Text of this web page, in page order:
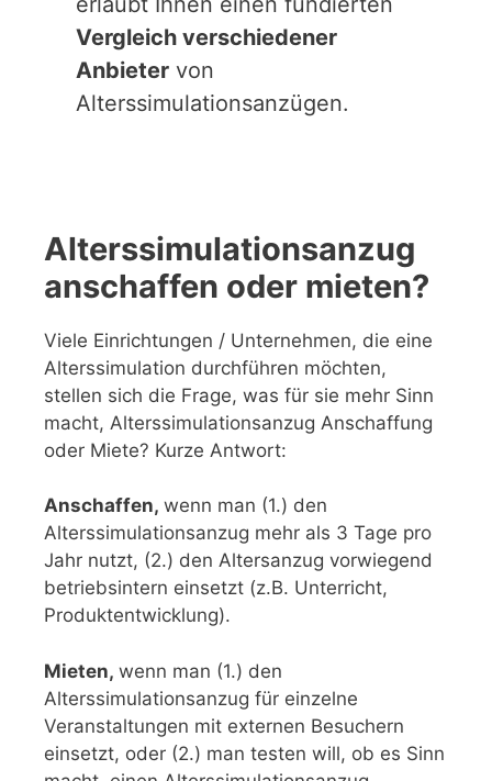
Vergleich verschiedener
Anbieter von
Alterssimulationsanzügen.
Alterssimulationsanzug
anschaffen oder mieten?
Viele Einrichtungen / Unternehmen, die eine
Alterssimulation durchführen möchten,
stellen sich die Frage, was für sie mehr Sinn
macht, Alterssimulationsanzug Anschaffung
oder Miete? Kurze Antwort:
Anschaffen, wenn man (1.) den
Alterssimulationsanzug mehr als 3 Tage pro
Jahr nutzt, (2.) den Altersanzug vorwiegend
betriebsintern einsetzt (z.B. Unterricht,
Produktentwicklung).
Mieten, wenn man (1.) den
Alterssimulationsanzug für einzelne
Veranstaltungen mit externen Besuchern
einsetzt, oder (2.) man testen will, ob es Sinn